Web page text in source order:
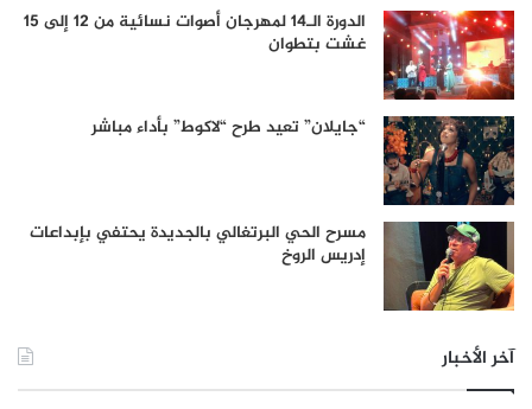
الدورة الـ14 لمهرجان أصوات نسائية من 12 إلى 15
غشت بتطوان
“جايلان” تعيد طرح “لاكوط” بأداء مباشر
مسرح الحي البرتغالي بالجديدة يحتفي بإبداعات
إدريس الروخ
آخر الأخبار